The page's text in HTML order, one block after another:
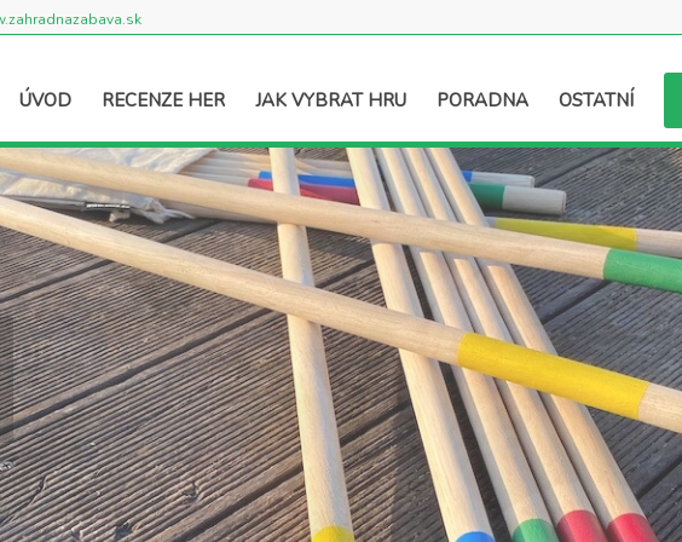
ÚVOD RECENZE HER JAK VYBRAT HRU PORADNA OSTATNÍ